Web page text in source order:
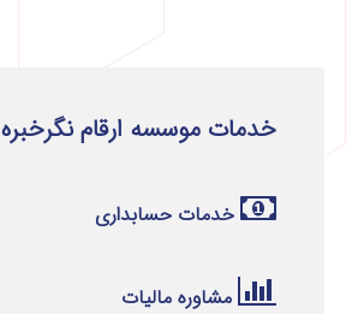
خدمات موسسه ارقام نگرخبره
خدمات حسابداری
مشاوره مالیات